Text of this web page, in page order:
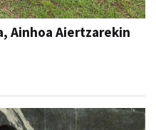
Ainhoa Aiertzarekin